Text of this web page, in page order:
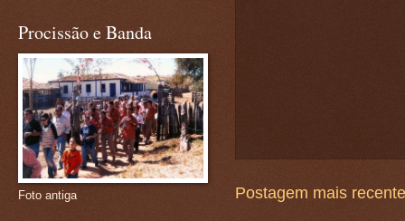
Postagem mais recente
Procissão e Banda
Foto antiga